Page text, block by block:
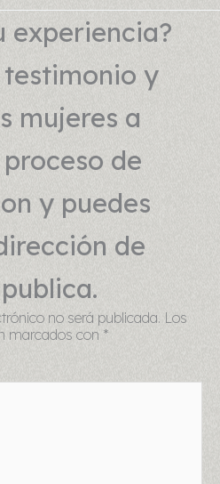
experiencia?
y
mujeres a
de
y puedes
de
no será publicada. Los
marcados con *